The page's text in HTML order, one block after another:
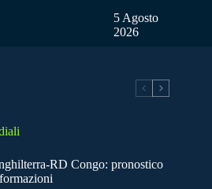
5 Agosto
2026
RD Congo: pronostico